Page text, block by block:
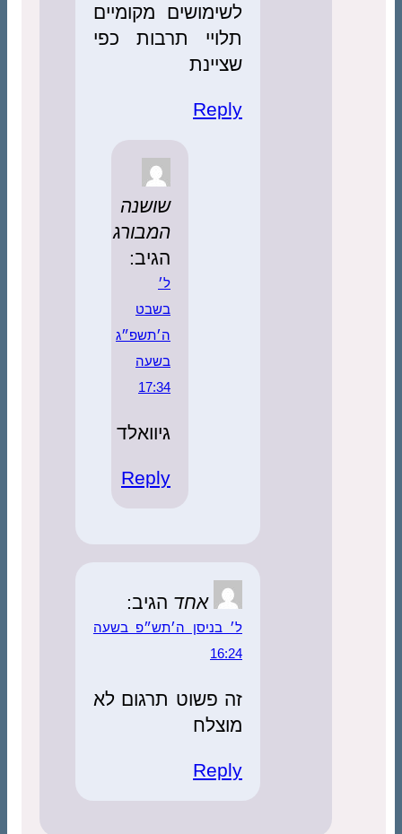
לשימושים מקומיים
תלויי תרבות כפי
שציינת
Reply
שושנה
המבורג
הגיב:
ל׳
בשבט
ה׳תשפ״ג
בשעה
17:34
גיוואלד
Reply
אחד הגיב:
ל׳ בניסן ה׳תש״פ בשעה
16:24
זה פשוט תרגום לא
מוצלח
Reply